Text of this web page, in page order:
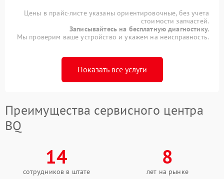
Цены в прайс-листе указаны ориентировочные, без учета
стоимости запчастей.
Записывайтесь на бесплатную диагностику.
Мы проверим ваше устройство и укажем на неисправность.
Показать все услуги
Преимущества сервисного центра
BQ
14
сотрудников в штате
8
лет на рынке